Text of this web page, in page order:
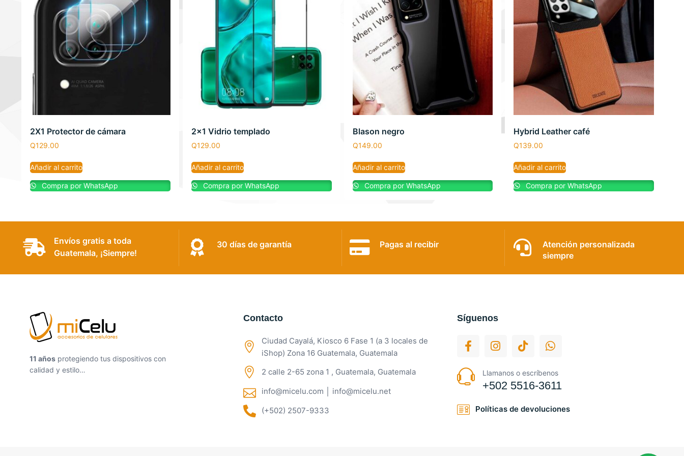
2X1 Protector de cámara
Q129.00
Añadir al carrito
Compra por WhatsApp
2×1 Vidrio templado
Q129.00
Añadir al carrito
Compra por WhatsApp
Blason negro
Q149.00
Añadir al carrito
Compra por WhatsApp
Hybrid Leather café
Q139.00
Añadir al carrito
Compra por WhatsApp
Envíos gratis a toda
Guatemala, ¡Siempre!
30 días de garantía Pagas al recibir
Atención personalizada
siempre
11 años protegiendo tus dispositivos con
calidad y estilo…
Contacto
Ciudad Cayalá, Kiosco 6 Fase 1 (a 3 locales de
iShop) Zona 16 Guatemala, Guatemala
2 calle 2-65 zona 1 , Guatemala, Guatemala
info@micelu.com │ info@micelu.net
(+502) 2507-9333
Síguenos
Llamanos o escríbenos
+502 5516-3611
Políticas de devoluciones